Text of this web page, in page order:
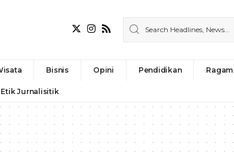
Bisnis Opini Pendidikan Ragam
Etik Jurnalisitik